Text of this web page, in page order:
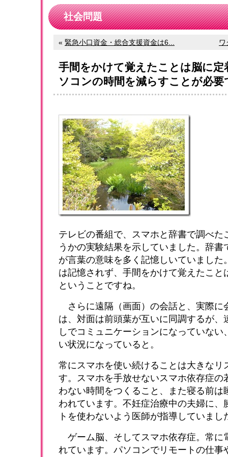
社会問題
« 緊急小口資金・総合支援資金は6... ワ
手間をかけて覚えたことは脳に
ソコンの時間を減らすことが必要
テレビの番組で、スマホと辞書で調べた
うかの実験結果を示していました。辞
が言葉の意味を多く記憶しいていました
は記憶されず、手間をかけて覚えたこと
ということですね。
さらに遠隔（画面）の会話と、実際に
は、対面は前頭葉が互いに同調するが、
しでコミュニケーションになっていな
い状況になっていると。
常にスマホを使い続けることは大きなリ
す。スマホを手放せないスマホ依存症の
わない時間をつくること、また寝る前は
われています。不妊症治療中の夫婦に、
トを使わないよう医師が指導していまし
ゲーム脳、そしてスマホ依存症。常に
れています。パソコンでリモートの仕事